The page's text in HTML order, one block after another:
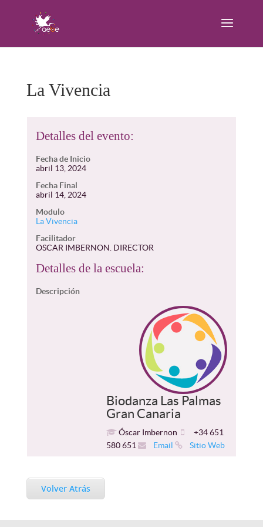
La Vivencia
Detalles del evento:
Fecha de Inicio
abril 13, 2024
Fecha Final
abril 14, 2024
Modulo
La Vivencia
Facilitador
OSCAR IMBERNON. DIRECTOR
Detalles de la escuela:
Descripción
Biodanza Las Palmas
Gran Canaria
Óscar Imbernon
+34 651
580 651
Email Sitio Web
Volver Atrás